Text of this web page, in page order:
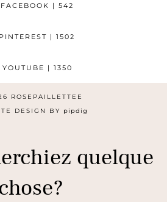
FACEBOOK | 542
PINTEREST | 1502
YOUTUBE | 1350
ROSEPAILLETTEE
DESIGN BY
pipdig
quelque